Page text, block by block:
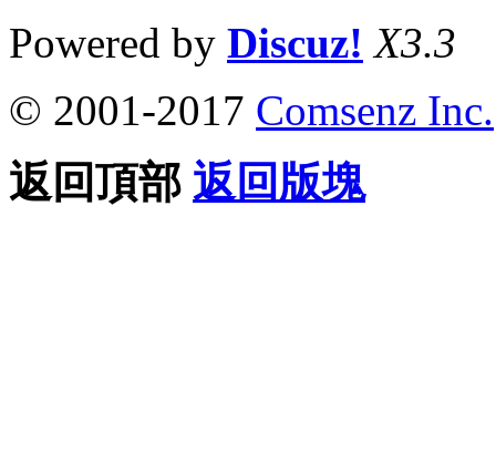
Powered by Discuz! X3.3
© 2001-2017 Comsenz Inc.
返回頂部 返回版塊